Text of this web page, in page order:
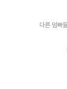
다른 엄빠